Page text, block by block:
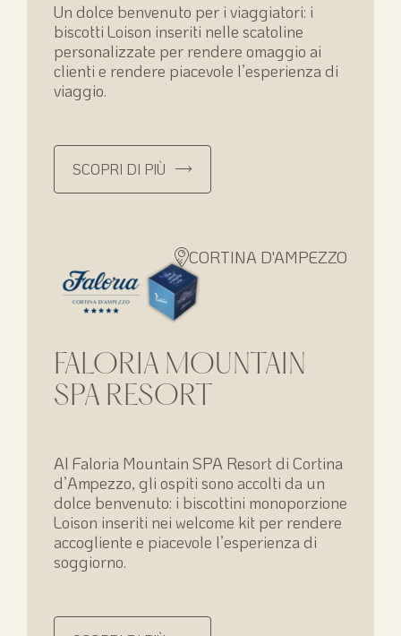
Un dolce benvenuto per i viaggiatori: i
biscotti Loison inseriti nelle scatoline
personalizzate per rendere omaggio ai
clienti e rendere piacevole l’esperienza di
viaggio.
SCOPRI DI PIÙ
CORTINA D'AMPEZZO
FALORIA MOUNTAIN
SPA RESORT
Al Faloria Mountain SPA Resort di Cortina
d’Ampezzo, gli ospiti sono accolti da un
dolce benvenuto: i biscottini monoporzione
Loison inseriti nei welcome kit per rendere
accogliente e piacevole l’esperienza di
soggiorno.